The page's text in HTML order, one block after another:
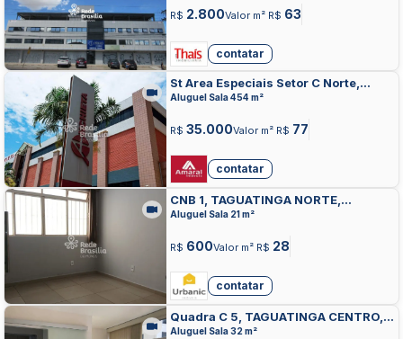
R$ 2.800Valor m² R$ 63
contatar
St Area Especiais Setor C Norte,
TAGUATINGA NORTE, TAGUATINGA
Aluguel Sala 454 m²
R$ 35.000Valor m² R$ 77
contatar
CNB 1, TAGUATINGA NORTE,
TAGUATINGA
Aluguel Sala 21 m²
R$ 600Valor m² R$ 28
contatar
Quadra C 5, TAGUATINGA CENTRO,
TAGUATINGA
Aluguel Sala 32 m²